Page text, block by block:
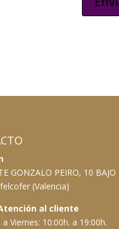
GONZALO PEIRO, 10 BAJO
(Valencia)
al cliente
Viernes: 10:00h. a 19:00h.